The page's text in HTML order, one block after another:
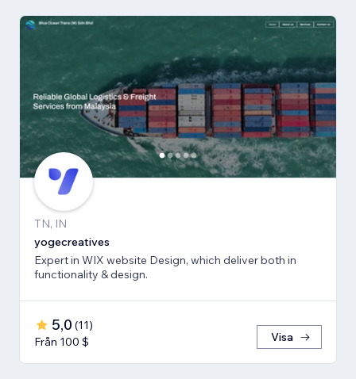
TN, IN
yogecreatives
Expert in WIX website Design, which deliver both in
functionality & design.
5,0 (11)
Från 100 $
Visa